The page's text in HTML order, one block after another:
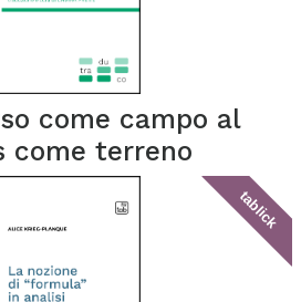
come campo al
come terreno
tablick